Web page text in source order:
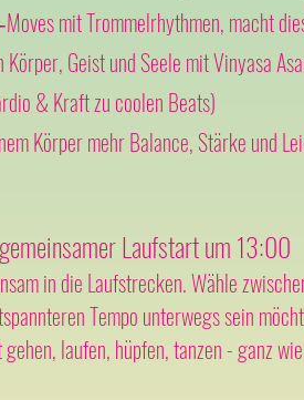
mit Trommelrhythmen, macht
Körper, Geist und Seele mit Vinyasa
& Kraft zu coolen Beats)
Körper mehr Balance, Stärke und
Laufstart um 13:00
in die Laufstrecken. Wähle
Tempo unterwegs sein
laufen, hüpfen, tanzen - ganz